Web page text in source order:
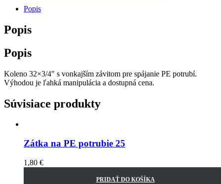
Popis
Popis
Popis
Koleno 32×3/4″ s vonkajším závitom pre spájanie PE potrubí.
Výhodou je ľahká manipulácia a dostupná cena.
Súvisiace produkty
Zátka na PE potrubie 25
1,80 €
PRIDAŤ DO KOŠÍKA